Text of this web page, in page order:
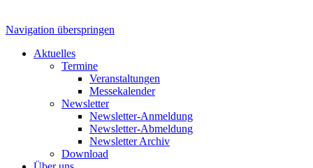
Navigation überspringen
Aktuelles
Termine
Veranstaltungen
Messekalender
Newsletter
Newsletter-Anmeldung
Newsletter-Abmeldung
Newsletter Archiv
Download